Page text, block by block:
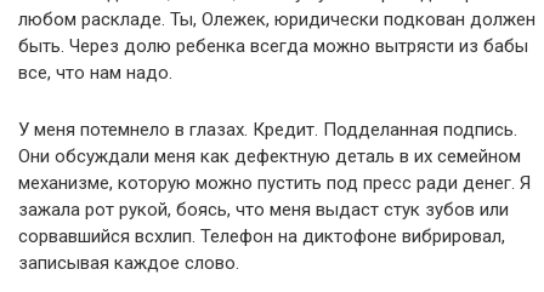
любом раскладе. Ты, Олежек, юридически подкован должен
быть. Через долю ребенка всегда можно вытрясти из бабы
все, что нам надо.
У меня потемнело в глазах. Кредит. Подделанная подпись.
Они обсуждали меня как дефектную деталь в их семейном
механизме, которую можно пустить под пресс ради денег. Я
зажала рот рукой, боясь, что меня выдаст стук зубов или
сорвавшийся всхлип. Телефон на диктофоне вибрировал,
записывая каждое слово.